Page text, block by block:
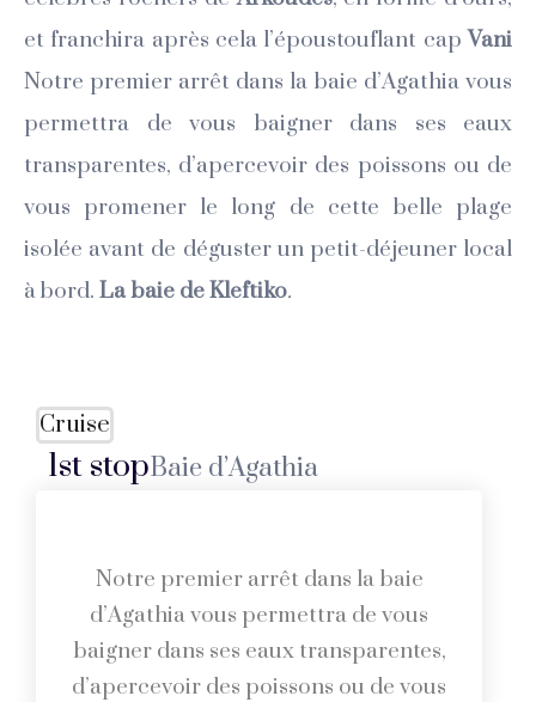
et franchira après cela l’époustouflant capVani
Notre premier arrêt dans la baie d’Agathia vous
permettra de vous baigner dans ses eaux
transparentes, d’apercevoir des poissons ou de
vous promener le long de cette belle plage
isolée avant de déguster un petit-déjeuner local
à bord. La baie de Kleftiko.
Cruise
1st stopBaie d’Agathia
Notre premier arrêt dans la baie
d’Agathia vous permettra de vous
baigner dans ses eaux transparentes,
d’apercevoir des poissons ou de vous